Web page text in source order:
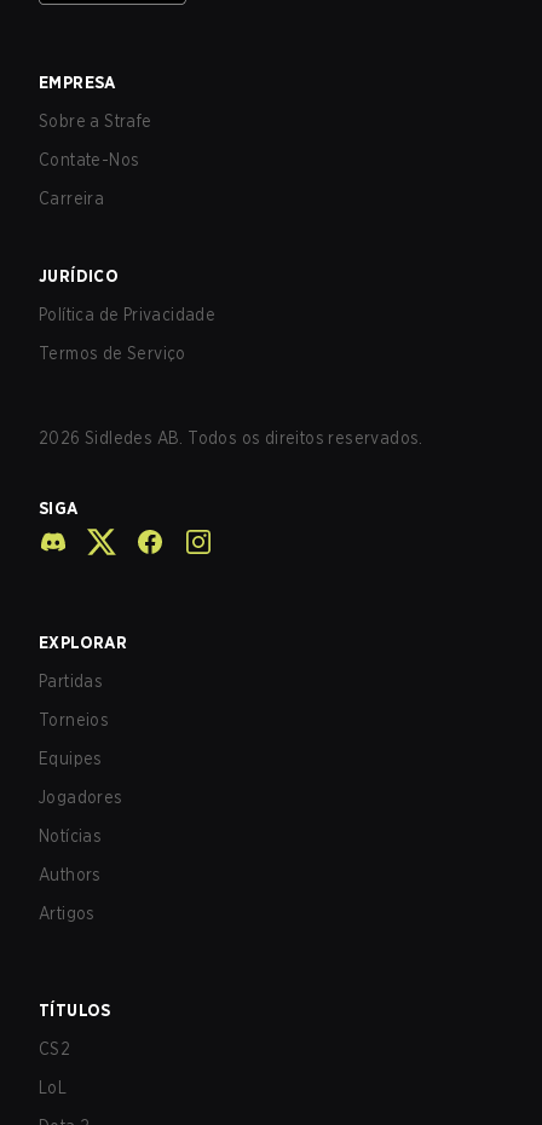
EMPRESA
Sobre a Strafe
Contate-Nos
Carreira
JURÍDICO
Política de Privacidade
Termos de Serviço
2026 Sidledes AB. Todos os direitos reservados.
SIGA
EXPLORAR
Partidas
Torneios
Equipes
Jogadores
Notícias
Authors
Artigos
TÍTULOS
CS2
LoL